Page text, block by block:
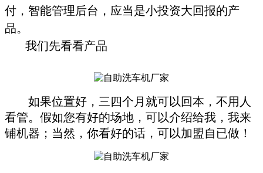
付，智能管理后台，应当是小投资大回报的产
品。
我们先看看产品
如果位置好，三四个月就可以回本，不用人
看管。假如您有好的场地，可以介绍给我，我来
铺机器；当然，你看好的话，可以加盟自已做！